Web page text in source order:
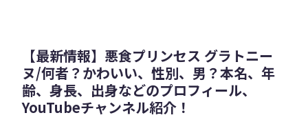
【最新情報】悪食プリンセス グラトニー
ヌ/何者？かわいい、性別、男？本名、年
齢、身長、出身などのプロフィール、
YouTubeチャンネル紹介！